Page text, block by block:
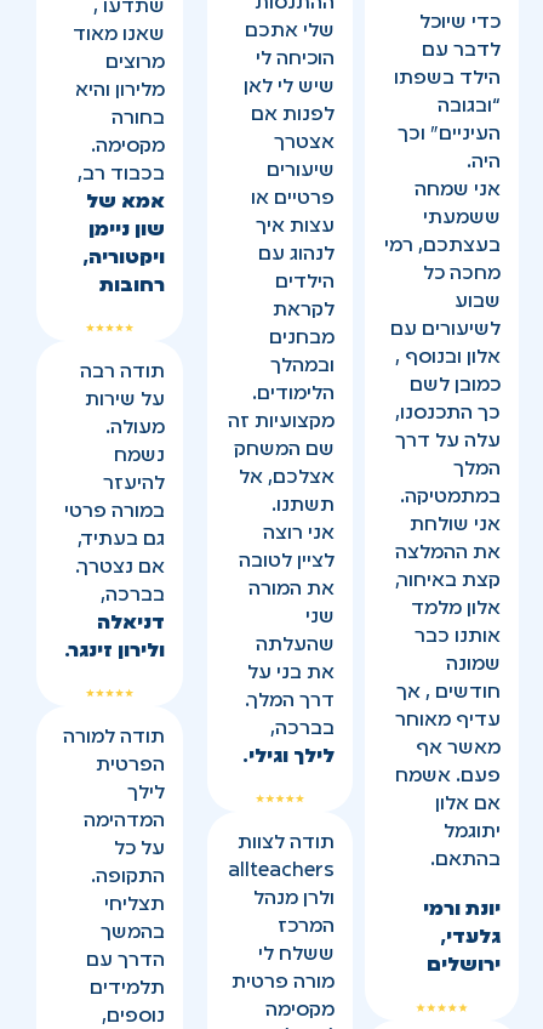
כדי שיוכל
לדבר עם
הילד בשפתו
“ובגובה
העיניים” וכך
היה.
אני שמחה
ששמעתי
בעצתכם, רמי
מחכה כל
שבוע
לשיעורים עם
אלון ובנוסף ,
כמובן לשם
כך התכנסנו,
עלה על דרך
המלך
במתמטיקה.
אני שולחת
את ההמלצה
קצת באיחור,
אלון מלמד
אותנו כבר
שמונה
חודשים , אך
עדיף מאוחר
מאשר אף
פעם. אשמח
אם אלון
יתוגמל
בהתאם.
יונת ורמי
גלעדי,
ירושלים
שלי אתכם
הוכיחה לי
שיש לי לאן
לפנות אם
אצטרך
שיעורים
פרטיים או
עצות איך
לנהוג עם
הילדים
לקראת
מבחנים
ובמהלך
הלימודים.
מקצועיות זה
שם המשחק
אצלכם, אל
תשתנו.
אני רוצה
לציין לטובה
את המורה
שני
שהעלתה
את בני על
דרך המלך.
בברכה,
לילך וגילי.
תודה לצוות
allteachers
ולרן מנהל
המרכז
ששלח לי
מורה פרטית
מקסימה
שתדעו ,
שאנו מאוד
מרוצים
מלירון והיא
בחורה
מקסימה.
בכבוד רב,
אמא של
שון ניימן
ויקטוריה,
רחובות
תודה רבה
על שירות
מעולה.
נשמח
להיעזר
במורה פרטי
גם בעתיד,
אם נצטרך.
בברכה,
דניאלה
ולירון זינגר.
תודה למורה
הפרטית
לילך
המדהימה
על כל
התקופה.
תצליחי
בהמשך
הדרך עם
תלמידים
נוספים,